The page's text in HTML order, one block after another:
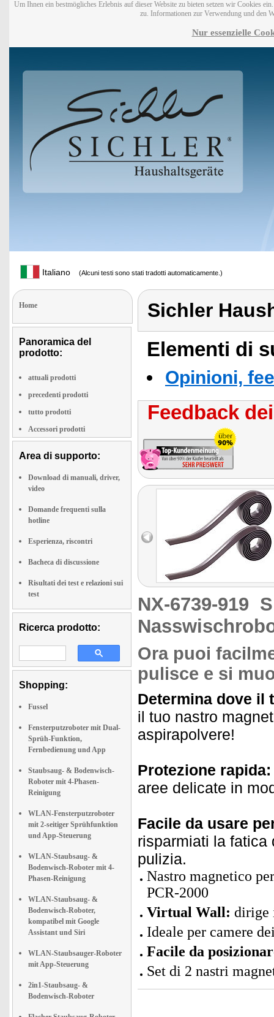
Um Ihnen ein bestmögliches Erlebnis auf dieser Website zu bieten setzen wir Cookies
zu. Informationen zur Verwendung und den
Nur essenzielle
Italiano (Alcuni testi sono stati tradotti automaticamente.)
Home
Panoramica del
prodotto:
attuali prodotti
precedenti prodotti
tutto prodotti
Accessori prodotti
Area di supporto:
Download di manuali, driver,
video
Domande frequenti sulla
hotline
Esperienza, riscontri
Bacheca di discussione
Risultati dei test e relazioni sui
test
Ricerca prodotto:
Shopping:
Fussel
Fensterputzroboter mit Dual-
Sprüh-Funktion,
Fernbedienung und App
Staubsaug- & Bodenwisch-
Roboter mit 4-Phasen-
Reinigung
WLAN-Fensterputzroboter
mit 2-seitiger Sprühfunktion
und App-Steuerung
WLAN-Staubsaug- &
Bodenwisch-Roboter mit 4-
Phasen-Reinigung
WLAN-Staubsaug- &
Bodenwisch-Roboter,
kompatibel mit Google
Assistant und Siri
WLAN-Staubsauger-Roboter
mit App-Steuerung
2in1-Staubsaug- &
Bodenwisch-Roboter
Sichler
Elementi di
Opinioni,
Feedback
NX-6739-919
Ora puoi
pulisce e si
Determina dove
il tuo nastro
aspirapolvere!
Protezione rapida:
aree delicate in
Facile da usare
risparmiati la fatica
pulizia.
Nastro magnetico
PCR-2000
Virtual Wall: dirige
Ideale per camere
Facile da
Set di 2 nastri